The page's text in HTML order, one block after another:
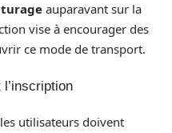
auparavant sur la
vise à encourager des
ce mode de transport.
utilisateurs doivent